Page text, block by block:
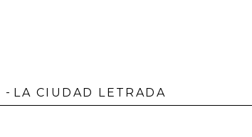
- LA CIUDAD LETRADA